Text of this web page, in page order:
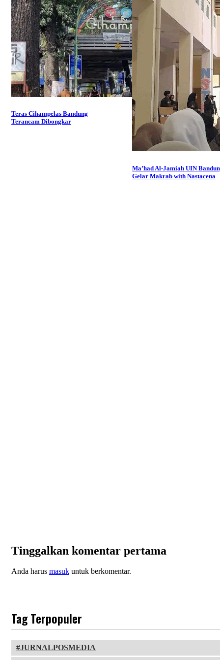
Teras Cihampelas Bandung
Terancam Dibongkar
Ma’had Al-Jamiah UIN
Gelar Makrab with Nastacena
Tinggalkan komentar pertama
Anda harus masuk untuk berkomentar.
Tag Terpopuler
JURNALPOSMEDIA